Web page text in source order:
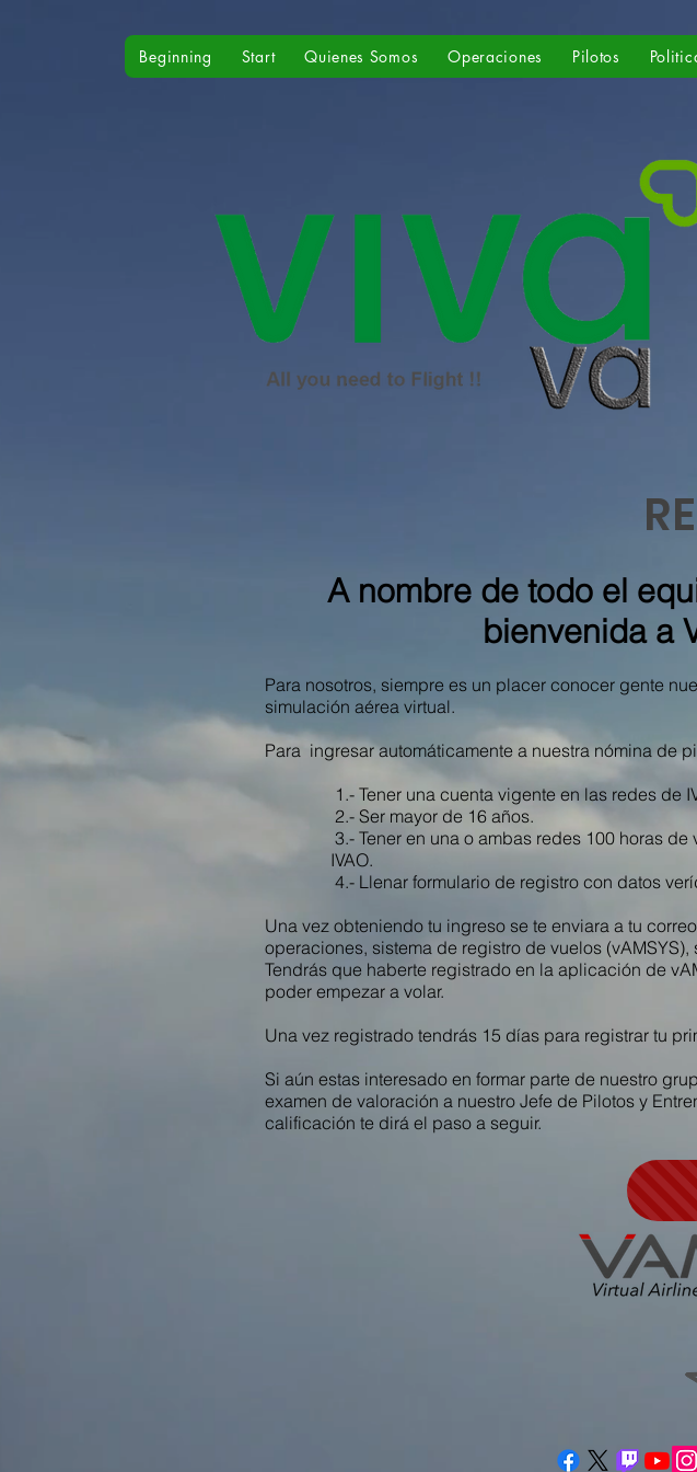
Beginning Start Quienes Somos Operaciones Pilotos
A nombre de todo el
bienvenida a
Para nosotros, siempre es un placer conocer gente
simulación aérea virtual.
Para ingresar automáticamente a nuestra nómina de
1.- Tener una cuenta vigente en las redes de
2.- Ser mayor de 16 años.
3.- Tener en una o ambas redes 100 horas
IVAO.
4.- Llenar formulario de registro con datos
Una vez obteniendo tu ingreso se te enviara a tu
operaciones, sistema de registro de vuelos
Tendrás que haberte registrado en la aplicación de
poder empezar a volar.
Una vez registrado tendrás 15 días para registrar tu
Si aún estas interesado en formar parte de nuestro
examen de valoración a nuestro Jefe de Pilotos y
calificación te dirá el paso a seguir.